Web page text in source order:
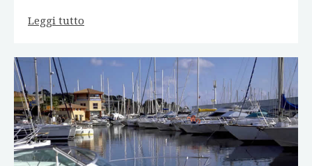
Leggi tutto